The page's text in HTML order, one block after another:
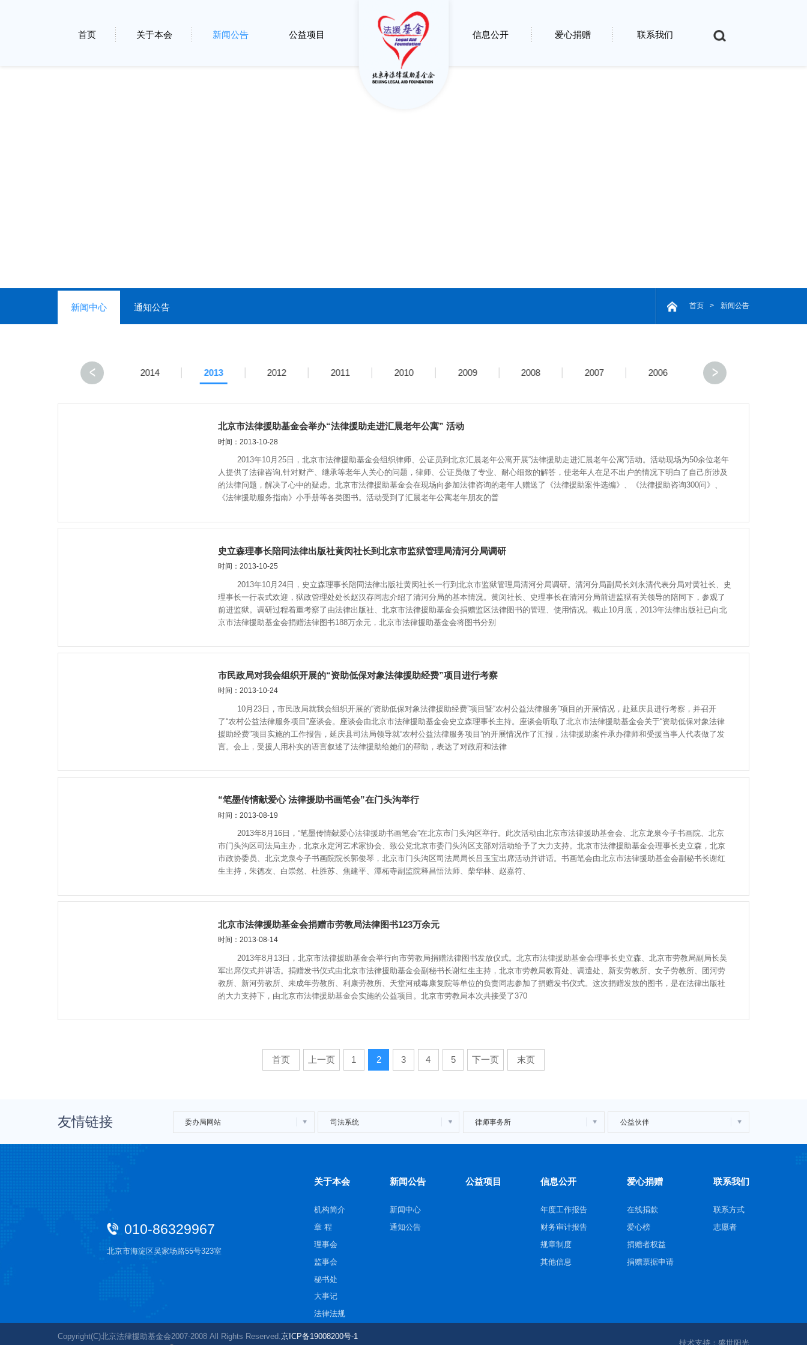
首页 关于本会 新闻公告 公益项目 信息公开 爱心捐赠 联系我们
新闻中心 通知公告 首页 > 新闻公告
2015 2014 2013 2012 2011 2010 2009 2008 2007 2006
北京市法律援助基金会举办“法律援助走进汇晨老年公寓” 活动
时间：2013-10-28
2013年10月25日，北京市法律援助基金会组织律师、公证员到北京汇晨老年公寓开展“法律援助走进汇晨老年公寓”活动。活动现场为50余位老年
人提供了法律咨询,针对财产、继承等老年人关心的问题，律师、公证员做了专业、耐心细致的解答，使老年人在足不出户的情况下明白了自己所涉及
的法律问题，解决了心中的疑虑。北京市法律援助基金会在现场向参加法律咨询的老年人赠送了《法律援助案件选编》、《法律援助咨询300问》、
《法律援助服务指南》小手册等各类图书。活动受到了汇晨老年公寓老年朋友的普
史立森理事长陪同法律出版社黄闵社长到北京市监狱管理局清河分局调研
时间：2013-10-25
2013年10月24日，史立森理事长陪同法律出版社黄闵社长一行到北京市监狱管理局清河分局调研。清河分局副局长刘永清代表分局对黄社长、史
理事长一行表式欢迎，狱政管理处处长赵汉存同志介绍了清河分局的基本情况。黄闵社长、史理事长在清河分局前进监狱有关领导的陪同下，参观了
前进监狱。调研过程着重考察了由法律出版社、北京市法律援助基金会捐赠监区法律图书的管理、使用情况。截止10月底，2013年法律出版社已向北
京市法律援助基金会捐赠法律图书188万余元，北京市法律援助基金会将图书分别
市民政局对我会组织开展的“资助低保对象法律援助经费”项目进行考察
时间：2013-10-24
10月23日，市民政局就我会组织开展的“资助低保对象法律援助经费”项目暨“农村公益法律服务”项目的开展情况，赴延庆县进行考察，并召开
了“农村公益法律服务项目”座谈会。座谈会由北京市法律援助基金会史立森理事长主持。座谈会听取了北京市法律援助基金会关于“资助低保对象法律
援助经费”项目实施的工作报告，延庆县司法局领导就“农村公益法律服务项目”的开展情况作了汇报，法律援助案件承办律师和受援当事人代表做了发
言。会上，受援人用朴实的语言叙述了法律援助给她们的帮助，表达了对政府和法律
“笔墨传情献爱心 法律援助书画笔会”在门头沟举行
时间：2013-08-19
2013年8月16日，“笔墨传情献爱心法律援助书画笔会”在北京市门头沟区举行。此次活动由北京市法律援助基金会、北京龙泉今子书画院、北京
市门头沟区司法局主办，北京永定河艺术家协会、致公党北京市委门头沟区支部对活动给予了大力支持。北京市法律援助基金会理事长史立森，北京
市政协委员、北京龙泉今子书画院院长郭俊琴，北京市门头沟区司法局局长吕玉宝出席活动并讲话。书画笔会由北京市法律援助基金会副秘书长谢红
生主持，朱德友、白崇然、杜胜苏、焦建平、潭柘寺副监院释昌悟法师、柴华林、赵嘉符、
北京市法律援助基金会捐赠市劳教局法律图书123万余元
时间：2013-08-14
2013年8月13日，北京市法律援助基金会举行向市劳教局捐赠法律图书发放仪式。北京市法律援助基金会理事长史立森、北京市劳教局副局长吴
军出席仪式并讲话。捐赠发书仪式由北京市法律援助基金会副秘书长谢红生主持，北京市劳教局教育处、调遣处、新安劳教所、女子劳教所、团河劳
教所、新河劳教所、未成年劳教所、利康劳教所、天堂河戒毒康复院等单位的负责同志参加了捐赠发书仪式。这次捐赠发放的图书，是在法律出版社
的大力支持下，由北京市法律援助基金会实施的公益项目。北京市劳教局本次共接受了370
首页 上一页 1 2 3 4 5 下一页 末页
友情链接 委办局网站 司法系统 律师事务所 公益伙伴
010-86329967
北京市海淀区吴家场路55号323室
关于本会
机构简介
章 程
理事会
监事会
秘书处
大事记
法律法规
新闻公告
新闻中心
通知公告
公益项目 信息公开
年度工作报告
财务审计报告
规章制度
其他信息
爱心捐赠
在线捐款
爱心榜
捐赠者权益
捐赠票据申请
联系我们
联系方式
志愿者
Copyright(C)北京法律援助基金会2007-2008 All Rights Reserved. 京ICP备19008200号-1
技术支持：盛世阳光